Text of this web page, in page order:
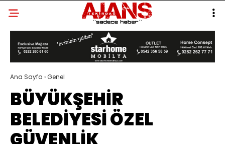
Ana Sayfa ›Genel
BÜYÜKŞEHİR
BELEDİYESİ ÖZEL